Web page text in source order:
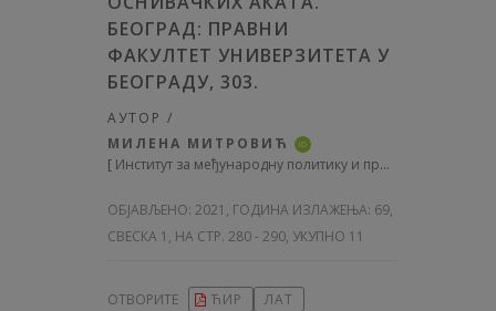
БЕОГРАД: ПРАВНИ
ФАКУЛТЕТ УНИВЕРЗИТЕТА У
БЕОГРАДУ, 303.
АУТОР /
МИЛЕНА МИТРОВИЋ
iD
[ Институт за међународну политику и привреду, Србија
ОБЈАВЉЕНО: 2021, ГОДИНА ИЗЛАЖЕЊА: 69,
СВЕСКА 1, НА СТР. 280 - 290, УКУПНО 11
ОТВОРИТЕ ЋИР ЛАТ